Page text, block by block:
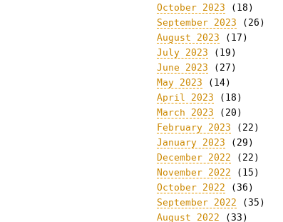
October 2023 (18)
September 2023 (26)
August 2023 (17)
July 2023 (19)
June 2023 (27)
May 2023 (14)
April 2023 (18)
March 2023 (20)
February 2023 (22)
January 2023 (29)
December 2022 (22)
November 2022 (15)
October 2022 (36)
September 2022 (35)
August 2022 (33)